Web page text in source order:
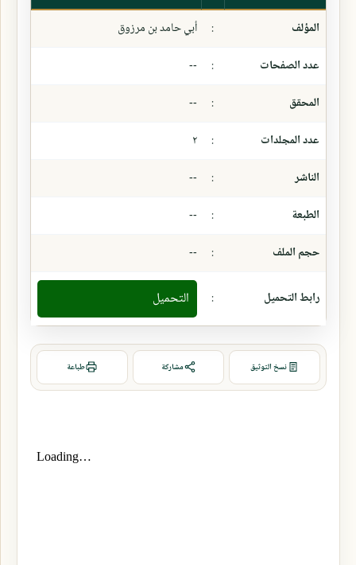
المؤلف
:
أبي حامد بن مرزوق
عدد الصفحات
:
--
المحقق
:
--
عدد المجلدات
:
٢
الناشر
:
--
الطبعة
:
--
حجم الملف
:
--
رابط التحميل : التحميل
نسخ التوثيق مشاركة طباعة